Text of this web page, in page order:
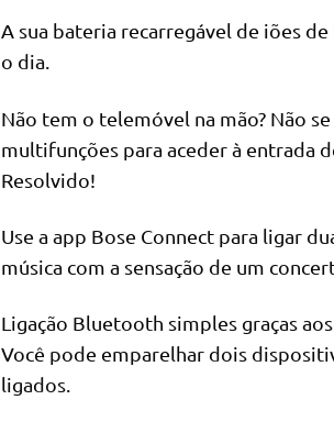
A sua bateria recarregável de iões
o dia.
Não tem o telemóvel na mão? Não
multifunções para aceder à entrada
Resolvido!
Use a app Bose Connect para ligar
música com a sensação de um
Ligação Bluetooth simples graças
Você pode emparelhar dois
ligados.